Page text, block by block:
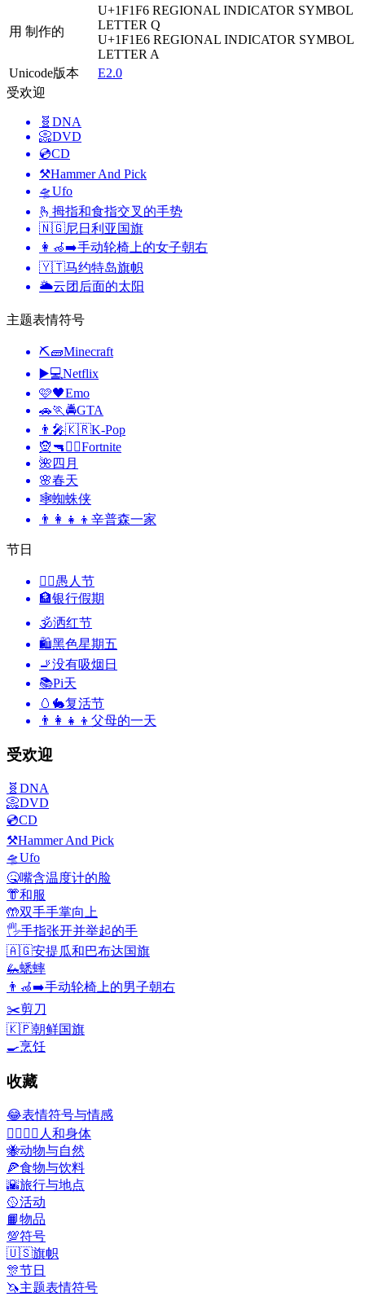
用 制作的
U+1F1F6 REGIONAL INDICATOR SYMBOL
LETTER Q
U+1F1E6 REGIONAL INDICATOR SYMBOL
LETTER A
Unicode版本
E2.0
受欢迎
🧬 DNA
📀DVD
💿CD
⚒️Hammer And Pick
🛸Ufo
🫰 拇指和食指交叉的手势
🇳🇬尼日利亚国旗
👩‍🦽‍➡️手动轮椅上的女子朝右
🇾🇹马约特岛旗帜
🌥️云团后面的太阳
主题表情符号
⛏🧱Minecraft
▶️💻Netflix
🩷🖤Emo
🚗🏃🚔GTA
👨‍🎤🇰🇷K-Pop
🧝🔫🦹‍♂️Fortnite
🌺 四月
🌸春天
🕸️蜘蛛侠
👨‍👩‍👧‍👦 辛普森一家
节日
🙆‍♂️愚人节
🏦银行假期
🕉洒红节
🛍黑色星期五
🚬没有吸烟日
📚Pi天
🥚🐇复活节
👨‍👩‍👧‍👦 父母的一天
受欢迎
🧬 DNA
📀DVD
💿CD
⚒️Hammer And Pick
🛸Ufo
🤒嘴含温度计的脸
👘和服
🤲双手手掌向上
🖐️手指张开并举起的手
🇦🇬安提瓜和巴布达国旗
🦗蟋蟀
👨‍🦽‍➡️手动轮椅上的男子朝右
✂️剪刀
🇰🇵朝鲜国旗
🍳烹饪
收藏
😂表情符号与情感
👩‍❤️‍💋‍👨 人和身体
🐝动物与自然
🍕食物与饮料
🌇旅行与地点
🥎活动
📙物品
💯符号
🇺🇸旗帜
🎊节日
🦄主题表情符号